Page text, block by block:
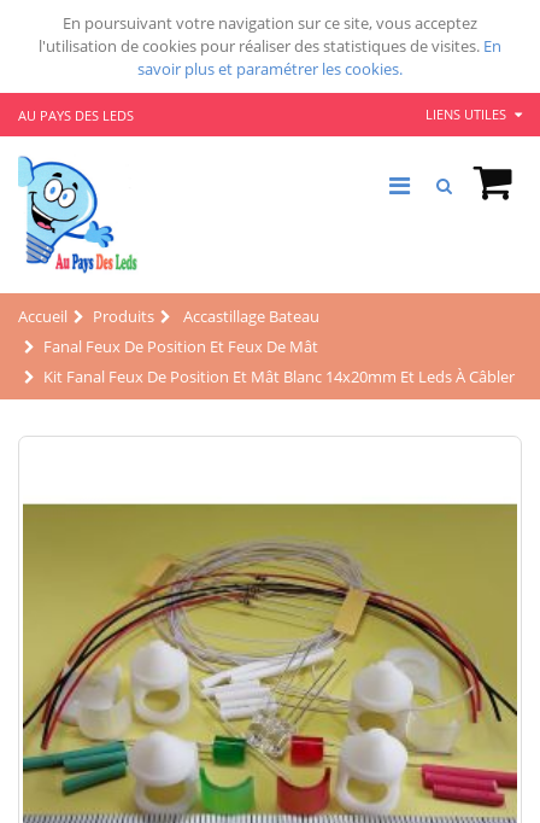
En poursuivant votre navigation sur ce site, vous acceptez
l'utilisation de cookies pour réaliser des statistiques de visites. En
savoir plus et paramétrer les cookies.
AU PAYS DES LEDS LIENS UTILES
Accueil Produits
Accastillage Bateau
Fanal Feux De Position Et Feux De Mât
Kit Fanal Feux De Position Et Mât Blanc 14x20mm Et Leds À Câbler